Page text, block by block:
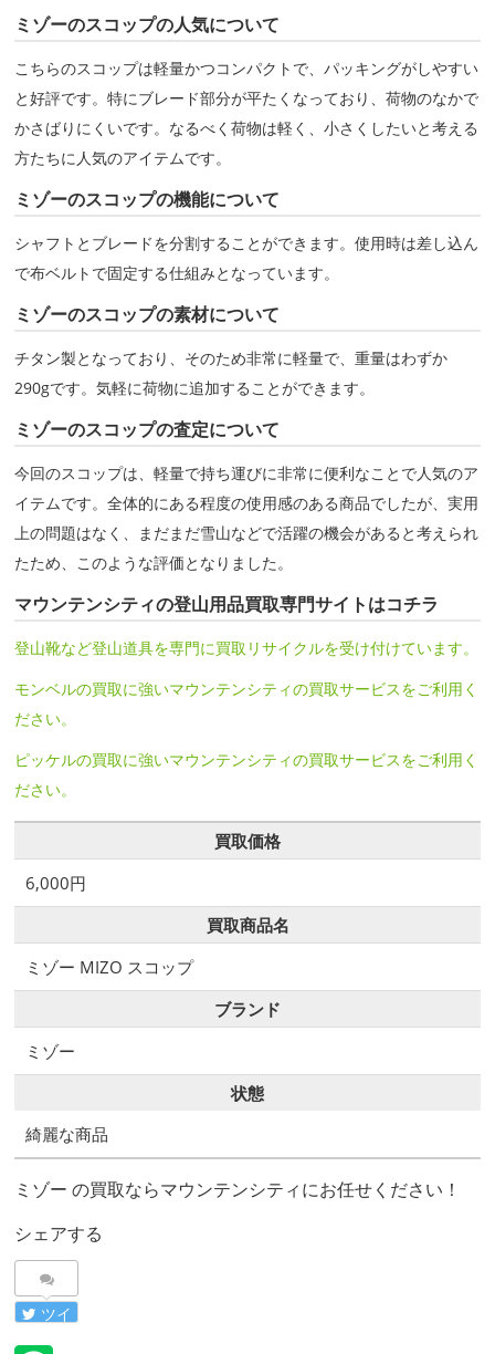
ミゾーのスコップの人気について
こちらのスコップは軽量かつコンパクトで、パッキングがしやすい
と好評です。特にブレード部分が平たくなっており、荷物のなかで
かさばりにくいです。なるべく荷物は軽く、小さくしたいと考える
方たちに人気のアイテムです。
ミゾーのスコップの機能について
シャフトとブレードを分割することができます。使用時は差し込ん
で布ベルトで固定する仕組みとなっています。
ミゾーのスコップの素材について
チタン製となっており、そのため非常に軽量で、重量はわずか
290gです。気軽に荷物に追加することができます。
ミゾーのスコップの査定について
今回のスコップは、軽量で持ち運びに非常に便利なことで人気のア
イテムです。全体的にある程度の使用感のある商品でしたが、実用
上の問題はなく、まだまだ雪山などで活躍の機会があると考えられ
たため、このような評価となりました。
マウンテンシティの登山用品買取専門サイトはコチラ
登山靴など登山道具を専門に買取リサイクルを受け付けています。
モンベルの買取に強いマウンテンシティの買取サービスをご利用く
ださい。
ピッケルの買取に強いマウンテンシティの買取サービスをご利用く
ださい。
買取価格
6,000円
買取商品名
ミゾー MIZO スコップ
ブランド
ミゾー
状態
綺麗な商品
ミゾー の買取ならマウンテンシティにお任せください！
シェアする
ツイ